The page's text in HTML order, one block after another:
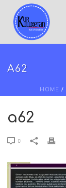
A62
HOME /
a62
0